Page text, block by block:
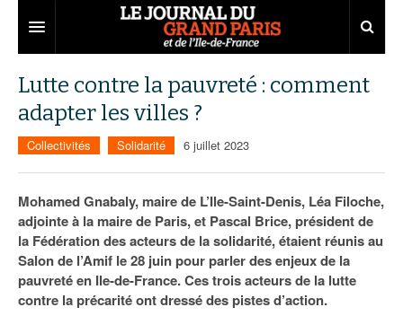
Territoires
Aménagement
Institutions
Services urbains
Entreprises
Emploi
Attractivité
Innovation
75
77
78
Carnet
Nominations
Portraits
Les Assises du Grand Paris
Éditions précédentes
Le podcast
Lutte contre la pauvreté : comment
adapter les villes ?
Collectivités Solidarité 6 juillet 2023
Mohamed Gnabaly, maire de L’Ile-Saint-Denis, Léa Filoche,
adjointe à la maire de Paris, et Pascal Brice, président de
la Fédération des acteurs de la solidarité, étaient réunis au
Salon de l’Amif le 28 juin pour parler des enjeux de la
pauvreté en Ile-de-France. Ces trois acteurs de la lutte
contre la précarité ont dressé des pistes d’action.